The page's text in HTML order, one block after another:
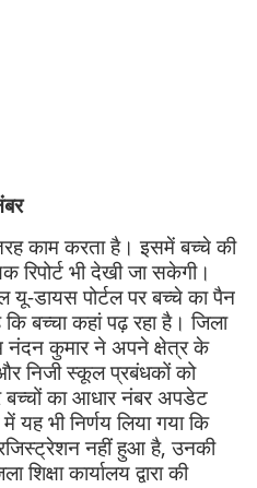
काम करता है। इसमें बच्चे की
रिपोर्ट भी देखी जा सकेगी।
डायस पोर्टल पर बच्चे का पैन
बच्चा कहां पढ़ रहा है। जिला
नंदन कुमार ने अपने क्षेत्र के
निजी स्कूल प्रबंधकों को
का आधार नंबर अपडेट
यह भी निर्णय लिया गया कि
नहीं हुआ है, उनकी
शिक्षा कार्यालय द्वारा की